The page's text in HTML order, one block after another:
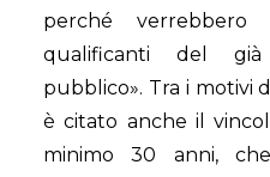
perché
qualificanti del già
pubblico». Tra i motivi
è citato anche il
minimo 30 anni,